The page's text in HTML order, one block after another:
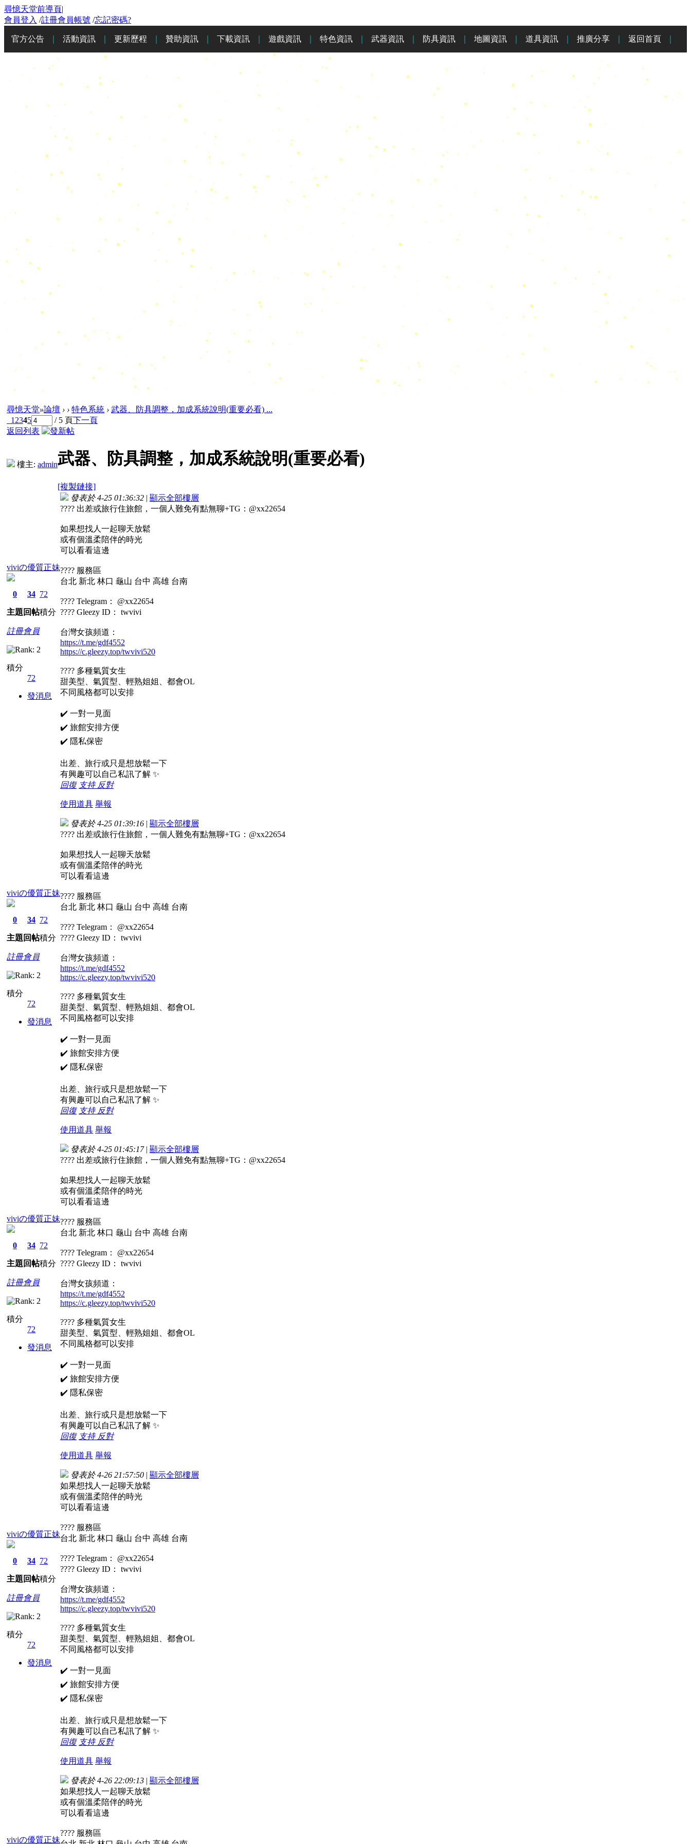
尋憶天堂前導頁|
會員登入 /註冊會員帳號 /忘記密碼?
尋憶天堂»論壇 › › 特色系統 › 武器、防具調整，加成系統說明(重要必看) ...
1 2345 / 5 頁下一頁
返回列表
樓主: admin武器、防具調整，加成系統說明(重要必看)
[複製鏈接]
viviの優質正妹
0
主題
34
回帖
72
積分
註冊會員
積分
72
發消息
發表於 4-25 01:36:32 | 顯示全部樓層
???? 出差或旅行住旅館，一個人難免有點無聊+TG：@xx22654
如果想找人一起聊天放鬆
或有個溫柔陪伴的時光
可以看看這邊
???? 服務區
台北 新北 林口 龜山 台中 高雄 台南
???? Telegram： @xx22654
???? Gleezy ID： twvivi
台灣女孩頻道：
https://t.me/gdf4552
https://c.gleezy.top/twvivi520
???? 多種氣質女生
甜美型、氣質型、輕熟姐姐、都會OL
不同風格都可以安排
✔️ 一對一見面
✔️ 旅館安排方便
✔️ 隱私保密
出差、旅行或只是想放鬆一下
有興趣可以自己私訊了解 ✨
回復 支持 反對
使用道具 舉報
viviの優質正妹
0
主題
34
回帖
72
積分
註冊會員
積分
72
發消息
發表於 4-25 01:39:16 | 顯示全部樓層
???? 出差或旅行住旅館，一個人難免有點無聊+TG：@xx22654
如果想找人一起聊天放鬆
或有個溫柔陪伴的時光
可以看看這邊
???? 服務區
台北 新北 林口 龜山 台中 高雄 台南
???? Telegram： @xx22654
???? Gleezy ID： twvivi
台灣女孩頻道：
https://t.me/gdf4552
https://c.gleezy.top/twvivi520
???? 多種氣質女生
甜美型、氣質型、輕熟姐姐、都會OL
不同風格都可以安排
✔️ 一對一見面
✔️ 旅館安排方便
✔️ 隱私保密
出差、旅行或只是想放鬆一下
有興趣可以自己私訊了解 ✨
回復 支持 反對
使用道具 舉報
viviの優質正妹
0
主題
34
回帖
72
積分
註冊會員
積分
72
發消息
發表於 4-25 01:45:17 | 顯示全部樓層
???? 出差或旅行住旅館，一個人難免有點無聊+TG：@xx22654
如果想找人一起聊天放鬆
或有個溫柔陪伴的時光
可以看看這邊
???? 服務區
台北 新北 林口 龜山 台中 高雄 台南
???? Telegram： @xx22654
???? Gleezy ID： twvivi
台灣女孩頻道：
https://t.me/gdf4552
https://c.gleezy.top/twvivi520
???? 多種氣質女生
甜美型、氣質型、輕熟姐姐、都會OL
不同風格都可以安排
✔️ 一對一見面
✔️ 旅館安排方便
✔️ 隱私保密
出差、旅行或只是想放鬆一下
有興趣可以自己私訊了解 ✨
回復 支持 反對
使用道具 舉報
viviの優質正妹
0
主題
34
回帖
72
積分
註冊會員
積分
72
發消息
發表於 4-26 21:57:50 | 顯示全部樓層
如果想找人一起聊天放鬆
或有個溫柔陪伴的時光
可以看看這邊
???? 服務區
台北 新北 林口 龜山 台中 高雄 台南
???? Telegram： @xx22654
???? Gleezy ID： twvivi
台灣女孩頻道：
https://t.me/gdf4552
https://c.gleezy.top/twvivi520
???? 多種氣質女生
甜美型、氣質型、輕熟姐姐、都會OL
不同風格都可以安排
✔️ 一對一見面
✔️ 旅館安排方便
✔️ 隱私保密
出差、旅行或只是想放鬆一下
有興趣可以自己私訊了解 ✨
回復 支持 反對
使用道具 舉報
viviの優質正妹
發表於 4-26 22:09:13 | 顯示全部樓層
如果想找人一起聊天放鬆
或有個溫柔陪伴的時光
可以看看這邊
???? 服務區